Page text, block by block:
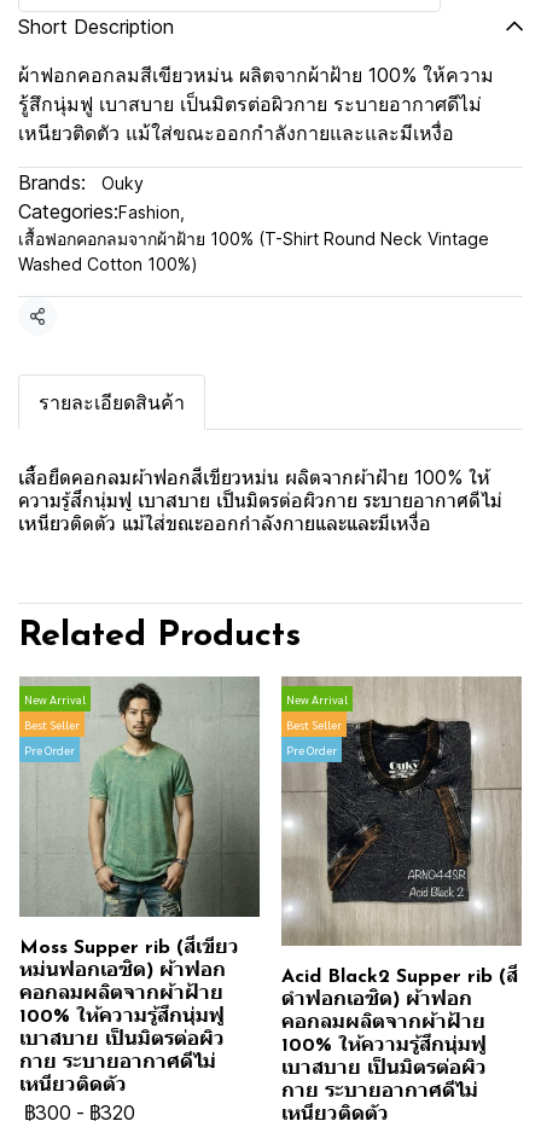
Short Description
ผ้าฟอกคอกลมสีเขียวหม่น ผลิตจากผ้าฝ้าย 100% ให้ความ
รู้สึกนุ่มฟู เบาสบาย เป็นมิตรต่อผิวกาย ระบายอากาศดีไม่
เหนียวติดตัว แม้ใส่ขณะออกกำลังกายและและมีเหงื่อ
Brands: Ouky
Categories:Fashion
เสื้อฟอกคอกลมจากผ้าฝ้าย 100% (T-Shirt Round Neck Vintage
Washed Cotton 100%)
Share
รายละเอียดสินค้า
เสื้อยืดคอกลมผ้าฟอกสีเขียวหม่น ผลิตจากผ้าฝ้าย 100% ให้
ความรู้สึกนุ่มฟู เบาสบาย เป็นมิตรต่อผิวกาย ระบายอากาศดีไม่
เหนียวติดตัว แม้ใส่ขณะออกกำลังกายและและมีเหงื่อ
Related Products
New Arrival
Best Seller
Pre Order
Moss Supper rib (สีเขียว
หม่นฟอกเอซิด) ผ้าฟอก
คอกลมผลิตจากผ้าฝ้าย
100% ให้ความรู้สึกนุ่มฟู
เบาสบาย เป็นมิตรต่อผิว
กาย ระบายอากาศดีไม่
เหนียวติดตัว
฿300 - ฿320
New Arrival
Best Seller
Pre Order
Acid Black2 Supper rib (สี
ดำฟอกเอซิด) ผ้าฟอก
คอกลมผลิตจากผ้าฝ้าย
100% ให้ความรู้สึกนุ่มฟู
เบาสบาย เป็นมิตรต่อผิว
กาย ระบายอากาศดีไม่
เหนียวติดตัว